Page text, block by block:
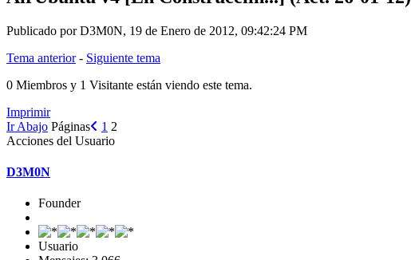
Publicado por D3M0N, 19 de Enero de 2012, 09:42:24 PM
Tema anterior- Siguiente tema
0 Miembros y 1 Visitante están viendo este tema.
Imprimir
Ir Abajo Páginas 1 2
Acciones del Usuario
D3M0N
Founder
Usuario